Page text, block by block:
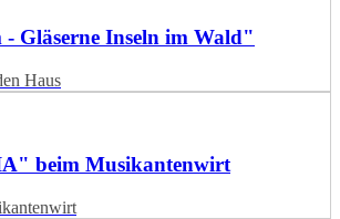
Gläserne Inseln im Wald"
Haus
beim Musikantenwirt